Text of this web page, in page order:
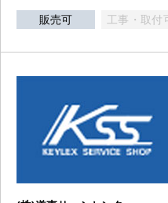
販売可 工事・取付